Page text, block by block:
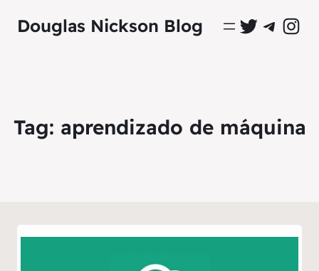
Douglas Nickson Blog Perfil Oficial no Twitter
Grupo Oficial no
Perfil
Tag: aprendizado de máquina